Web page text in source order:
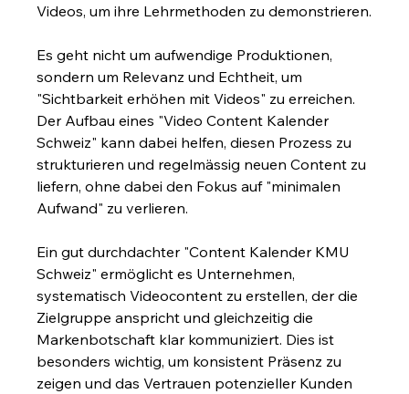
Videos, um ihre Lehrmethoden zu demonstrieren.
Es geht nicht um aufwendige Produktionen,
sondern um Relevanz und Echtheit, um
"Sichtbarkeit erhöhen mit Videos" zu erreichen.
Der Aufbau eines "Video Content Kalender
Schweiz" kann dabei helfen, diesen Prozess zu
strukturieren und regelmässig neuen Content zu
liefern, ohne dabei den Fokus auf "minimalen
Aufwand" zu verlieren.
Ein gut durchdachter "Content Kalender KMU
Schweiz" ermöglicht es Unternehmen,
systematisch Videocontent zu erstellen, der die
Zielgruppe anspricht und gleichzeitig die
Markenbotschaft klar kommuniziert. Dies ist
besonders wichtig, um konsistent Präsenz zu
zeigen und das Vertrauen potenzieller Kunden